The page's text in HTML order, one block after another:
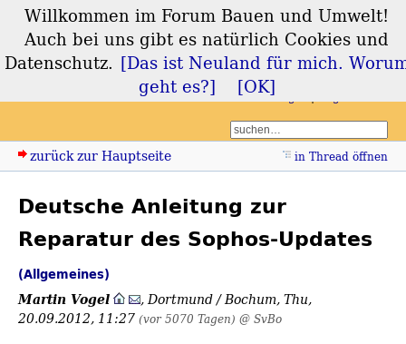
Forum Bauen und
Umwelt
zurück zur Hauptseite in Thread öffnen
Deutsche Anleitung zur
Reparatur des Sophos-Updates
(Allgemeines)
Martin Vogel ,Dortmund / Bochum,Thu,
20.09.2012, 11:27 (vor 5070 Tagen) @ SvBo
Willkommen im Forum Bauen und Umwelt!
Auch bei uns gibt es natürlich Cookies und
Datenschutz. [Das ist Neuland für mich.
geht es?]
[OK]